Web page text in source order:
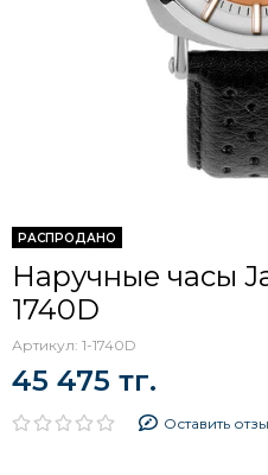
РАСПРОДАНО
Наручные часы
1740D
Артикул: 1-1740D
45 475 тг.
Оставить